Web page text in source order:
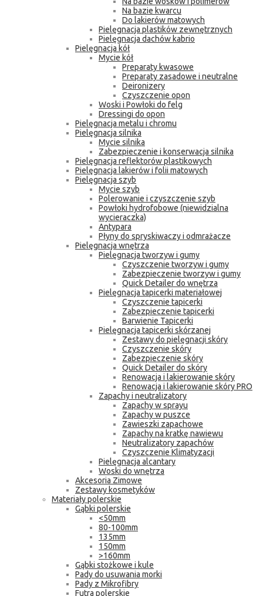
Na bazie kwarcu
Do lakierów matowych
Pielęgnacja plastików zewnętrznych
Pielęgnacja dachów kabrio
Pielęgnacja kół
Mycie kół
Preparaty kwasowe
Preparaty zasadowe i neutralne
Deironizery
Czyszczenie opon
Woski i Powłoki do felg
Dressingi do opon
Pielęgnacja metalu i chromu
Pielęgnacja silnika
Mycie silnika
Zabezpieczenie i konserwacja silnika
Pielęgnacja reflektorów plastikowych
Pielęgnacja lakierów i folii matowych
Pielęgnacja szyb
Mycie szyb
Polerowanie i czyszczenie szyb
Powłoki hydrofobowe (niewidzialna
wycieraczka)
Antypara
Płyny do spryskiwaczy i odmrażacze
Pielęgnacja wnętrza
Pielęgnacja tworzyw i gumy
Czyszczenie tworzyw i gumy
Zabezpieczenie tworzyw i gumy
Quick Detailer do wnętrza
Pielęgnacja tapicerki materiałowej
Czyszczenie tapicerki
Zabezpieczenie tapicerki
Barwienie Tapicerki
Pielęgnacja tapicerki skórzanej
Zestawy do pielęgnacji skóry
Czyszczenie skóry
Zabezpieczenie skóry
Quick Detailer do skóry
Renowacja i lakierowanie skóry
Renowacja i lakierowanie skóry PRO
Zapachy i neutralizatory
Zapachy w sprayu
Zapachy w puszce
Zawieszki zapachowe
Zapachy na kratkę nawiewu
Neutralizatory zapachów
Czyszczenie Klimatyzacji
Pielęgnacja alcantary
Woski do wnętrza
Akcesoria Zimowe
Zestawy kosmetyków
Materiały polerskie
Gąbki polerskie
<50mm
80-100mm
135mm
150mm
>160mm
Gąbki stożkowe i kule
Pady do usuwania morki
Pady z Mikrofibry
Futra polerskie